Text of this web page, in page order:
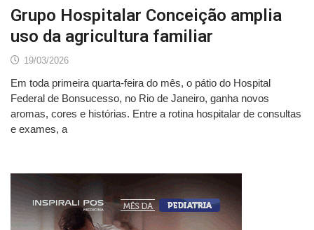
Grupo Hospitalar Conceição amplia
uso da agricultura familiar
19/03/2026
Em toda primeira quarta-feira do mês, o pátio do Hospital
Federal de Bonsucesso, no Rio de Janeiro, ganha novos
aromas, cores e histórias. Entre a rotina hospitalar de consultas
e exames, a